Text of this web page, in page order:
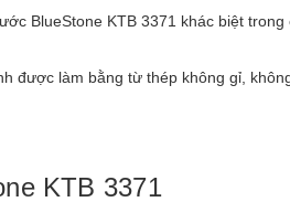
BlueStone KTB 3371 khác biệt trong
được làm bằng từ thép không gỉ,
KTB 3371